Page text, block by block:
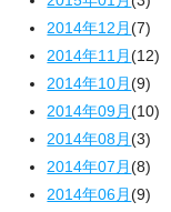
2014年12月(7)
2014年11月(12)
2014年10月(9)
2014年09月(10)
2014年08月(3)
2014年07月(8)
2014年06月(9)